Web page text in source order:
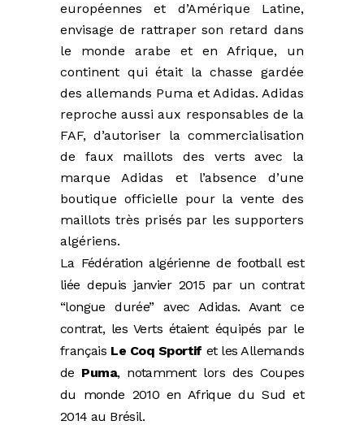
européennes et d’Amérique Latine,
envisage de rattraper son retard dans
le monde arabe et en Afrique, un
continent qui était la chasse gardée
des allemands Puma et Adidas. Adidas
reproche aussi aux responsables de la
FAF, d’autoriser la commercialisation
de faux maillots des verts avec la
marque Adidas et l’absence d’une
boutique officielle pour la vente des
maillots très prisés par les supporters
algériens.
La Fédération algérienne de football est
liée depuis janvier 2015 par un contrat
“longue durée” avec Adidas. Avant ce
contrat, les Verts étaient équipés par le
français Le Coq Sportif et les Allemands
de Puma, notamment lors des Coupes
du monde 2010 en Afrique du Sud et
2014 au Brésil.